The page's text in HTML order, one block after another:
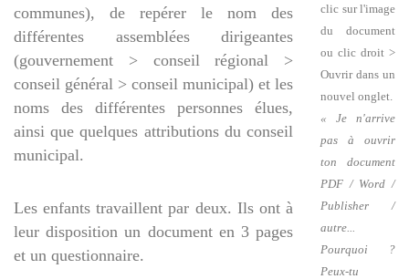
communes), de repérer le nom des
différentes assemblées dirigeantes
(gouvernement > conseil régional >
conseil général > conseil municipal) et les
noms des différentes personnes élues,
ainsi que quelques attributions du conseil
municipal.
Les enfants travaillent par deux. Ils ont à
leur disposition un document en 3 pages
et un questionnaire.
clic sur l'image
du document
ou clic droit >
Ouvrir dans un
nouvel onglet.
« Je n'arrive
pas à ouvrir
ton document
PDF / Word /
Publisher /
autre...
Pourquoi ?
Peux-tu